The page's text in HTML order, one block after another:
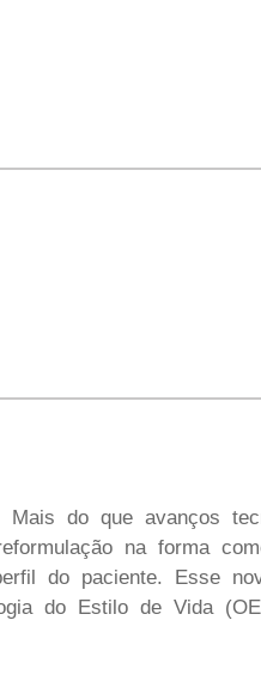
do que avanços
na forma
do paciente. Esse
do Estilo de Vida